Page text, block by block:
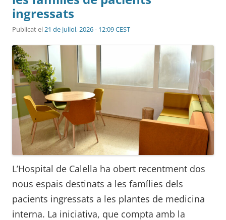
ingressats
Publicat el21 de juliol, 2026 - 12:09 CEST
L’Hospital de Calella ha obert recentment dos
nous espais destinats a les famílies dels
pacients ingressats a les plantes de medicina
interna. La iniciativa, que compta amb la